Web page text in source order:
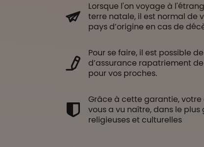
Lorsque l'on voyage à
terre natale, il est normal de
pays d’origine en cas de
Pour se faire, il est possible
d’assurance rapatriement
pour vos proches.
Grâce à cette garantie,
vous a vu naître, dans le
religieuses et culturelles